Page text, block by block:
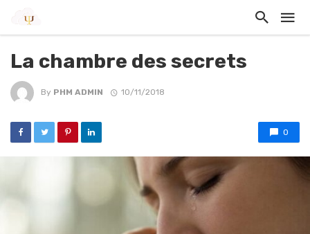
La chambre des secrets
By PHM ADMIN 10/11/2018
0